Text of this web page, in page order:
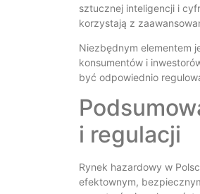
sztucznej inteligencji i
korzystają z
Niezbędnym elementem
konsumentów i
być odpowiednio
i regulacji
Rynek hazardowy w
efektownym,